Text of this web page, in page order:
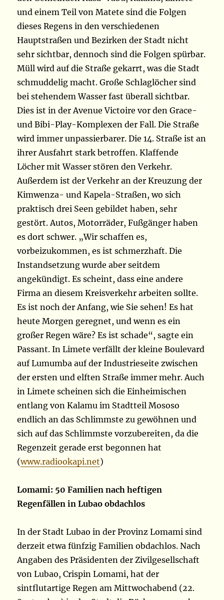
und einem Teil von Matete sind die Folgen
dieses Regens in den verschiedenen
Hauptstraßen und Bezirken der Stadt nicht
sehr sichtbar, dennoch sind die Folgen spürbar.
Müll wird auf die Straße gekarrt, was die Stadt
schmuddelig macht. Große Schlaglöcher sind
bei stehendem Wasser fast überall sichtbar.
Dies ist in der Avenue Victoire vor den Grace-
und Bibi-Play-Komplexen der Fall. Die Straße
wird immer unpassierbarer. Die 14. Straße ist an
ihrer Ausfahrt stark betroffen. Klaffende
Löcher mit Wasser stören den Verkehr.
Außerdem ist der Verkehr an der Kreuzung der
Kimwenza- und Kapela-Straßen, wo sich
praktisch drei Seen gebildet haben, sehr
gestört. Autos, Motorräder, Fußgänger haben
es dort schwer. „Wir schaffen es,
vorbeizukommen, es ist schmerzhaft. Die
Instandsetzung wurde aber seitdem
angekündigt. Es scheint, dass eine andere
Firma an diesem Kreisverkehr arbeiten sollte.
Es ist noch der Anfang, wie Sie sehen! Es hat
heute Morgen geregnet, und wenn es ein
großer Regen wäre? Es ist schade“, sagte ein
Passant. In Limete verfällt der kleine Boulevard
auf Lumumba auf der Industrieseite zwischen
der ersten und elften Straße immer mehr. Auch
in Limete scheinen sich die Einheimischen
entlang von Kalamu im Stadtteil Mososo
endlich an das Schlimmste zu gewöhnen und
sich auf das Schlimmste vorzubereiten, da die
Regenzeit gerade erst begonnen hat
(www.radiookapi.net)
Lomami: 50 Familien nach heftigen
Regenfällen in Lubao obdachlos
In der Stadt Lubao in der Provinz Lomami sind
derzeit etwa fünfzig Familien obdachlos. Nach
Angaben des Präsidenten der Zivilgesellschaft
von Lubao, Crispin Lomami, hat der
sintflutartige Regen am Mittwochabend (22.